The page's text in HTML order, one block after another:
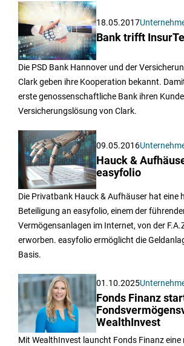
18.05.2017
Bank trifft
Die PSD Bank Hannover und der
Clark geben ihre Kooperation bekannt.
erste genossenschaftliche Bank ihren
Versicherungslösung von Clark.
09.05.2016
Hauck &
easyfolio
Die Privatbank Hauck & Aufhäuser hat eine
Beteiligung an easyfolio, einem der
Vermögensanlagen im Internet, von der
erworben. easyfolio ermöglicht die
Basis.
01.10.2025
Fonds Finanz
WealthInvest
Mit WealthInvest launcht Fonds Finanz eine